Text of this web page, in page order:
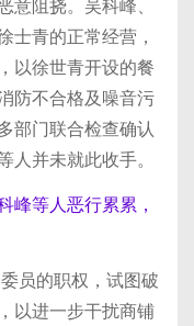
阻挠。吴科峰、
士青的正常经营，
以徐世青开设的餐
防不合格及噪音污
部门联合检查确认
并未就此收手。
员的职权，试图破
以进一步干扰商铺